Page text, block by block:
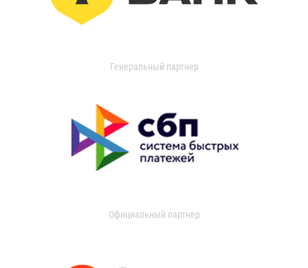
Генеральный партнер
Официальный партнер